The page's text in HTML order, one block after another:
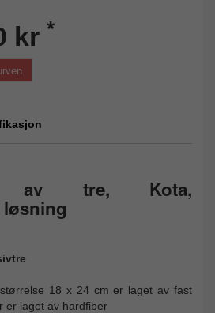
kr *
av tre, Kota,
18 x 24 cm er laget av fast
er laget av hardfiber